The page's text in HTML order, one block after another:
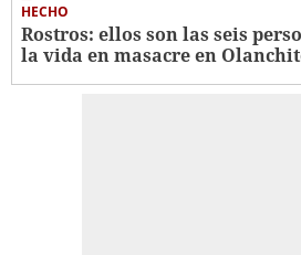
HECHO
Rostros: ellos son las seis
la vida en masacre en